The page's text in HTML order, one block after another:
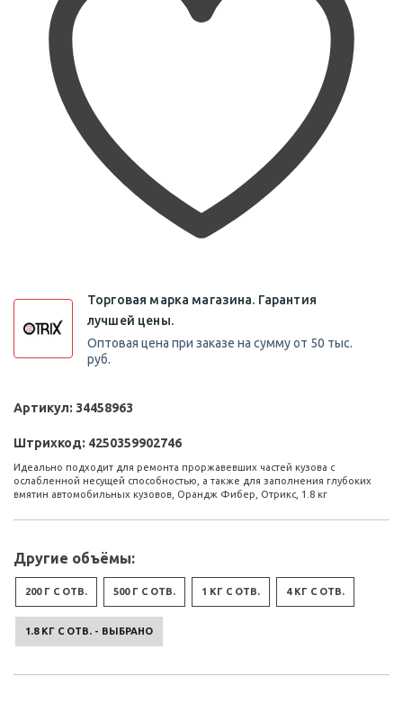
Торговая марка магазина. Гарантия
лучшей цены.
Оптовая цена при заказе на сумму от 50 тыс.
руб.
Артикул: 34458963
Штрихкод: 4250359902746
Идеально подходит для ремонта проржавевших частей кузова с
ослабленной несущей способностью, а также для заполнения глубоких
вмятин автомобильных кузовов, Орандж Фибер, Отрикс, 1.8 кг
Другие объёмы:
200 Г С ОТВ. 500 Г С ОТВ. 1 КГ С ОТВ. 4 КГ С ОТВ.
1.8 КГ С ОТВ. - ВЫБРАНО